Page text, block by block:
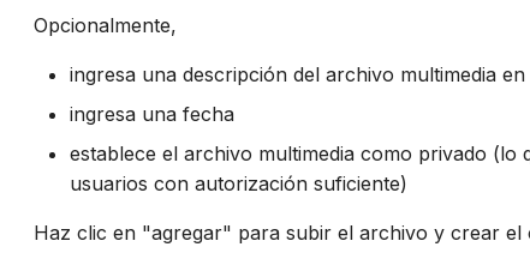
Opcionalmente,
ingresa una descripción del archivo multimedia
ingresa una fecha
establece el archivo multimedia como privado (lo
usuarios con autorización suficiente)
Haz clic en "agregar" para subir el archivo y crear el